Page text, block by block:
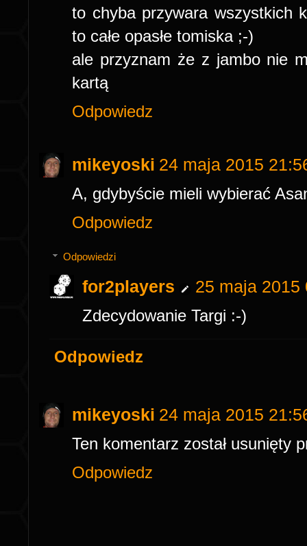
to chyba przywara wszystkich
to całe opasłe tomiska ;-)
ale przyznam że z jambo nie
kartą
Odpowiedz
mikeyoski 24 maja 2015
A, gdybyście mieli wybierać
Odpowiedz
Odpowiedzi
for2players 25 maja 2015
Zdecydowanie Targi :-)
Odpowiedz
mikeyoski 24 maja 2015
Ten komentarz został usunięty
Odpowiedz